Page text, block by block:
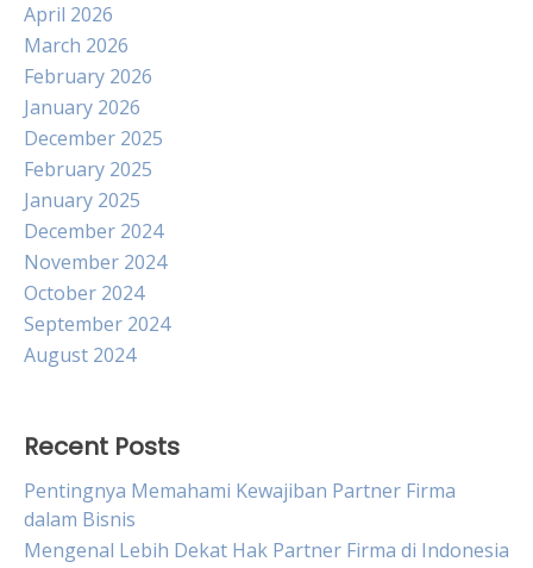
April 2026
March 2026
February 2026
January 2026
December 2025
February 2025
January 2025
December 2024
November 2024
October 2024
September 2024
August 2024
Recent Posts
Pentingnya Memahami Kewajiban Partner Firma
dalam Bisnis
Mengenal Lebih Dekat Hak Partner Firma di Indonesia